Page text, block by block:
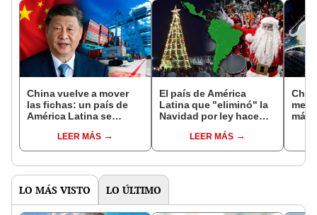
China vuelve a mover
las fichas: un país de
América Latina se
exportaciones récord en
2025
LEER MÁS
El país de América
Latina que "eliminó" la
Navidad por ley hace
mismo con el Día de
Reyes y Semana Santa
LEER MÁS
más
LO MÁS VISTO LO ÚLTIMO